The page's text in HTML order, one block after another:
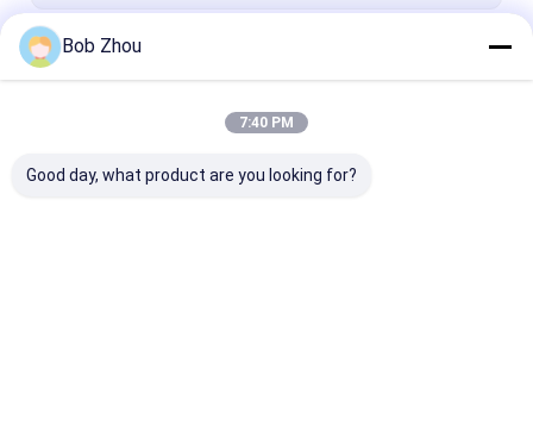
Quadratische Duscheinschließungen
Duschhülsen-Kabinen
Badezimmer-Duschkabine
Bob Zhou
7:40 PM
Good day, what product are you looking for?